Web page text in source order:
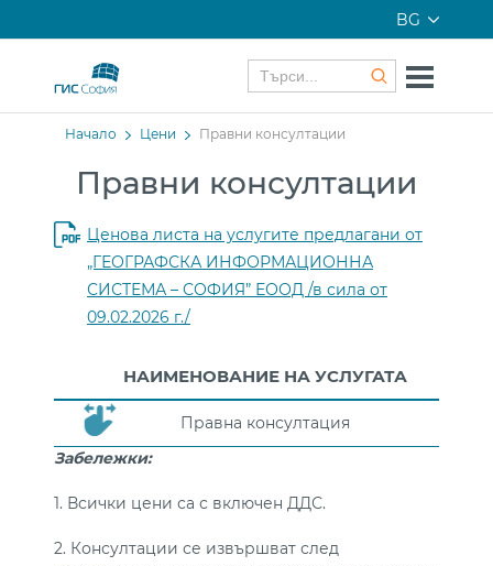
BG
Начало Цени Правни консултации
Правни консултации
Ценова листа на услугите предлагани от
„ГЕОГРАФСКА ИНФОРМАЦИОННА
СИСТЕМА – СОФИЯ” ЕООД /в сила от
09.02.2026 г./
НАИМЕНОВАНИЕ НА УСЛУГАТА
Правна консултация
Забележки:
1. Всички цени са с включен ДДС.
2. Консултации се извършват след